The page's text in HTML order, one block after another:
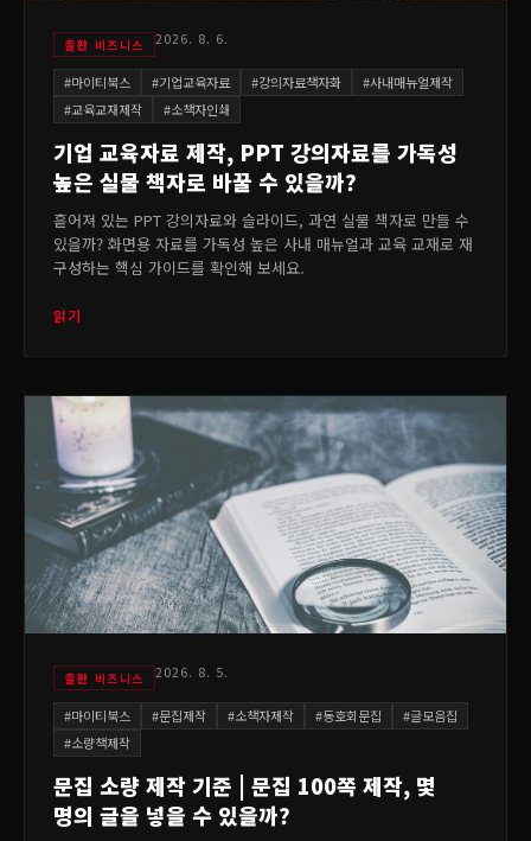
출판 비즈니스 2026. 8. 6.
#마이티북스 #기업교육자료 #강의자료책자화 #사내매뉴얼제작
#교육교재제작 #소책자인쇄
기업 교육자료 제작, PPT 강의자료를 가독성
높은 실물 책자로 바꿀 수 있을까?
흩어져 있는 PPT 강의자료와 슬라이드, 과연 실물 책자로 만들 수
있을까? 화면용 자료를 가독성 높은 사내 매뉴얼과 교육 교재로 재
구성하는 핵심 가이드를 확인해 보세요.
읽기
출판 비즈니스 2026. 8. 5.
#마이티북스 #문집제작 #소책자제작 #동호회문집 #글모음집
#소량책제작
문집 소량 제작 기준 | 문집 100쪽 제작, 몇
명의 글을 넣을 수 있을까?